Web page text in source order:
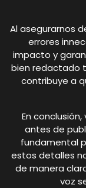
Al asegurarnos
errores
impacto y
bien redactado
contribuye a
En
antes de
fundamental
estos detalles
de manera
voz